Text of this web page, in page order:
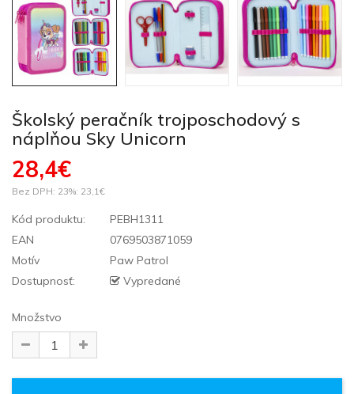
Školský peračník trojposchodový s
náplňou Sky Unicorn
28,4€
Bez DPH: 23%: 23,1€
Kód produktu:
PEBH1311
EAN
0769503871059
Motív
Paw Patrol
Dostupnosť:
Vypredané
Množstvo